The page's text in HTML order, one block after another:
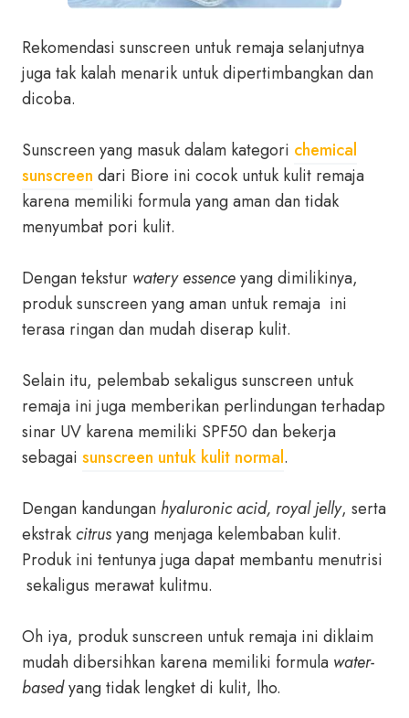
Rekomendasi sunscreen untuk remaja selanjutnya
juga tak kalah menarik untuk dipertimbangkan dan
dicoba.
Sunscreen yang masuk dalam kategori chemical
sunscreen dari Biore ini cocok untuk kulit remaja
karena memiliki formula yang aman dan tidak
menyumbat pori kulit.
Dengan tekstur watery essenceyang dimilikinya,
produk sunscreen yang aman untuk remaja ini
terasa ringan dan mudah diserap kulit.
Selain itu, pelembab sekaligus sunscreen untuk
remaja ini juga memberikan perlindungan terhadap
sinar UV karena memiliki SPF50 dan bekerja
sebagai sunscreen untuk kulit normal.
Dengan kandungan hyaluronic acid, royal jelly, serta
ekstrakcitrusyang menjaga kelembaban kulit.
Produk ini tentunya juga dapat membantu menutrisi
sekaligus merawat kulitmu.
Oh iya, produk sunscreen untuk remaja ini diklaim
mudah dibersihkan karena memiliki formula water-
basedyang tidak lengket di kulit, lho.